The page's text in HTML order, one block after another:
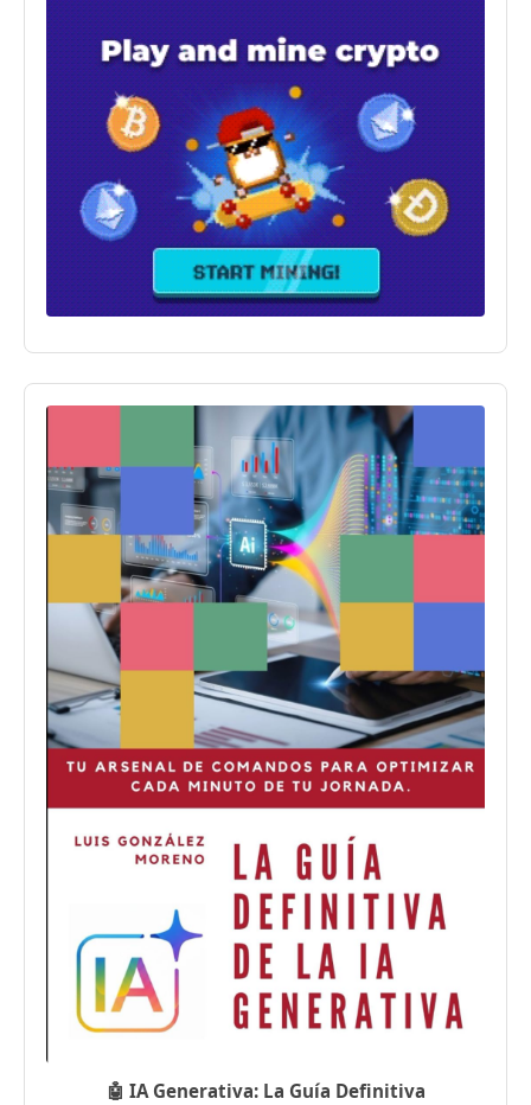
🤖 IA Generativa: La Guía Definitiva